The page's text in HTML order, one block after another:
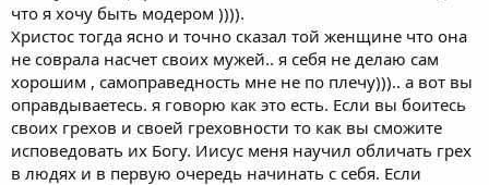
что я хочу быть модером )))).
Христос тогда ясно и точно сказал той женщине что она
не соврала насчет своих мужей.. я себя не делаю сам
хорошим , самоправедность мне не по плечу))).. а вот вы
оправдываетесь. я говорю как это есть. Если вы боитесь
своих грехов и своей греховности то как вы сможите
исповедовать их Богу. Иисус меня научил обличать грех
в людях и в первую очередь начинать с себя. Если